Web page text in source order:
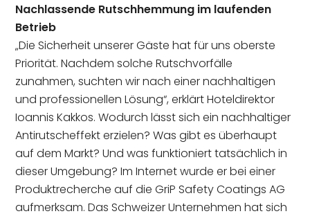
Nachlassende Rutschhemmung im laufenden
Betrieb
„Die Sicherheit unserer Gäste hat für uns oberste
Priorität. Nachdem solche Rutschvorfälle
zunahmen, suchten wir nach einer nachhaltigen
und professionellen Lösung“, erklärt Hoteldirektor
Ioannis Kakkos. Wodurch lässt sich ein nachhaltiger
Antirutscheffekt erzielen? Was gibt es überhaupt
auf dem Markt? Und was funktioniert tatsächlich in
dieser Umgebung? Im Internet wurde er bei einer
Produktrecherche auf die GriP Safety Coatings AG
aufmerksam. Das Schweizer Unternehmen hat sich